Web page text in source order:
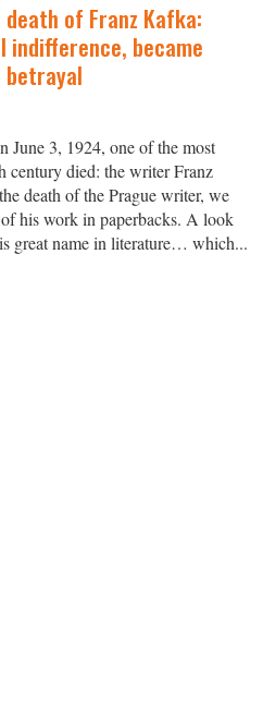
of Franz Kafka:
indifference, became
betrayal
June 3, 1924, one of the most
century died: the writer Franz
death of the Prague writer, we
his work in paperbacks. A look
great name in literature… which...